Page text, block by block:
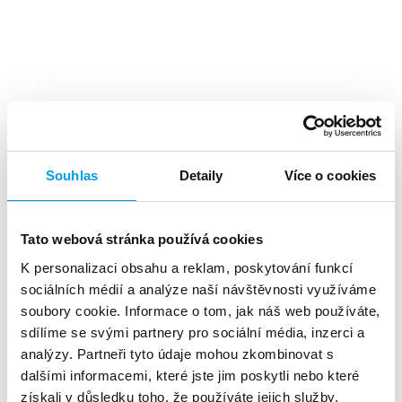
Souhlas Detaily Více o cookies
Tato webová stránka používá cookies
K personalizaci obsahu a reklam, poskytování funkcí
sociálních médií a analýze naší návštěvnosti využíváme
soubory cookie. Informace o tom, jak náš web používáte,
sdílíme se svými partnery pro sociální média, inzerci a
analýzy. Partneři tyto údaje mohou zkombinovat s
dalšími informacemi, které jste jim poskytli nebo které
získali v důsledku toho, že používáte jejich služby.
Vysoká mieranávratnosti
investícií